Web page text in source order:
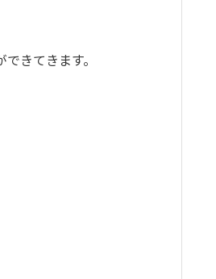
きてきます。